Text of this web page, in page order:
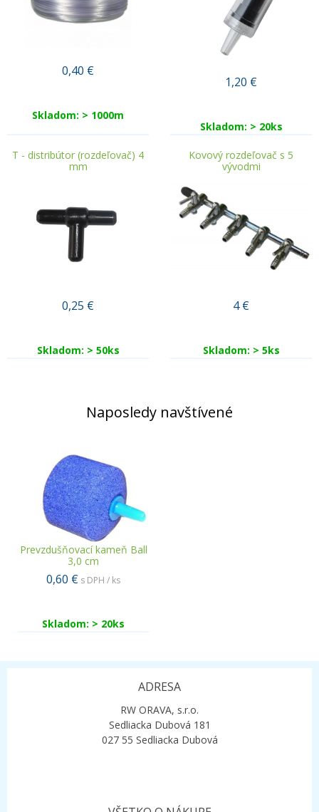
0,40 €
Skladom: > 1000m
1,20 €
Skladom: > 20ks
T - distribútor (rozdeľovač) 4
mm
0,25 €
Skladom: > 50ks
Kovový rozdeľovač s 5
vývodmi
4 €
Skladom: > 5ks
Naposledy navštívené
Prevzdušňovací kameň Ball
3,0 cm
0,60 € s DPH / ks
Skladom: > 20ks
ADRESA
RW ORAVA, s.r.o.
Sedliacka Dubová 181
027 55 Sedliacka Dubová